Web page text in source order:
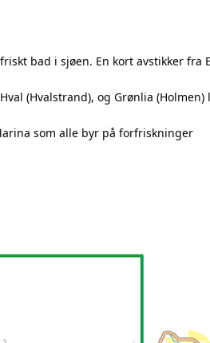
bad i sjøen. En kort avstikker
(Hvalstrand), og Grønlia
som alle byr på forfriskninger